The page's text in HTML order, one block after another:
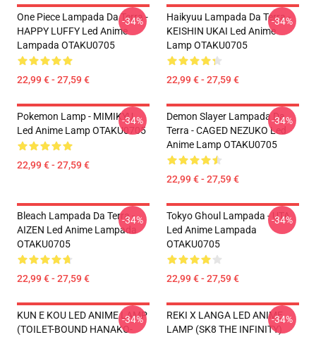
One Piece Lampada Da Terra -
HAPPY LUFFY Led Anime
Lampada OTAKU0705
22,99 € - 27,59 €
-34%
Haikyuu Lampada Da Terra -
KEISHIN UKAI Led Anime
Lamp OTAKU0705
22,99 € - 27,59 €
-34%
Pokemon Lamp - MIMIKYU
Led Anime Lamp OTAKU0705
22,99 € - 27,59 €
-34%
Demon Slayer Lampada Da
Terra - CAGED NEZUKO Led
Anime Lamp OTAKU0705
22,99 € - 27,59 €
-34%
Bleach Lampada Da Terra -
AIZEN Led Anime Lampada
OTAKU0705
22,99 € - 27,59 €
-34%
Tokyo Ghoul Lampada - UTA
Led Anime Lampada
OTAKU0705
22,99 € - 27,59 €
-34%
KUN E KOU LED ANIME LAMP
(TOILET-BOUND HANAKO-
-34%
REKI X LANGA LED ANIME
LAMP (SK8 THE INFINITY)
-34%